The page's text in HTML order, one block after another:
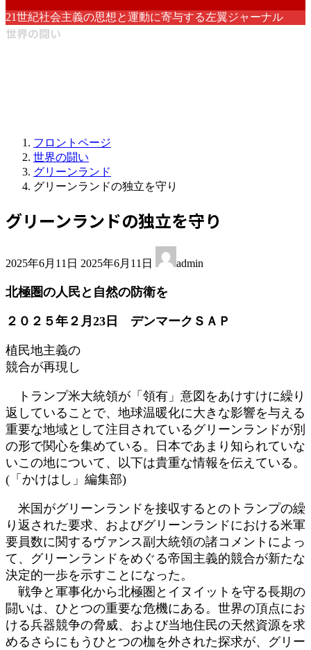
21世紀社会主義の思想と運動に寄与する左翼ジャーナル
世界の闘い
フロントページ
世界の闘い
グリーンランド
グリーンランドの独立を守り
グリーンランドの独立を守り
2025年6月11日 終
新
時
2025年6月11日 admin
北極圏の人民と自然の防衛を
２０２５年２月23日 デンマークＳＡＰ
植民地主義の
競合が再現し
トランプ米大統領が「領有」意図をあけすけに繰り
返していることで、地球温暖化に大きな影響を与える
重要な地域として注目されているグリーンランドが別
の形で関心を集めている。日本であまり知られていな
いこの地について、以下は貴重な情報を伝えている。
(「かけはし」編集部)
米国がグリーンランドを接収するとのトランプの繰
り返された要求、およびグリーンランドにおける米軍
要員数に関するヴァンス副大統領の諸コメントによっ
て、グリーンランドをめぐる帝国主義的競合が新たな
決定的一歩を示すことになった。
戦争と軍事化から北極圏とイヌイットを守る長期の
闘いは、ひとつの重要な危機にある。世界の頂点にお
ける兵器競争の脅威、および当地住民の天然資源を求
めるさらにもうひとつの枷を外された探求が、グリー